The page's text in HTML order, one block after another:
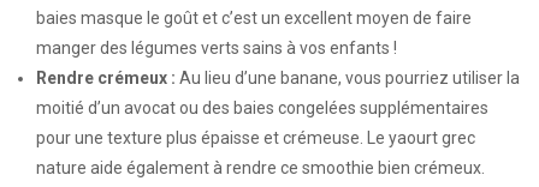
baies masque le goût et c’est un excellent moyen de faire
manger des légumes verts sains à vos enfants !
Rendre crémeux : Au lieu d’une banane, vous pourriez utiliser la
moitié d’un avocat ou des baies congelées supplémentaires
pour une texture plus épaisse et crémeuse. Le yaourt grec
nature aide également à rendre ce smoothie bien crémeux.